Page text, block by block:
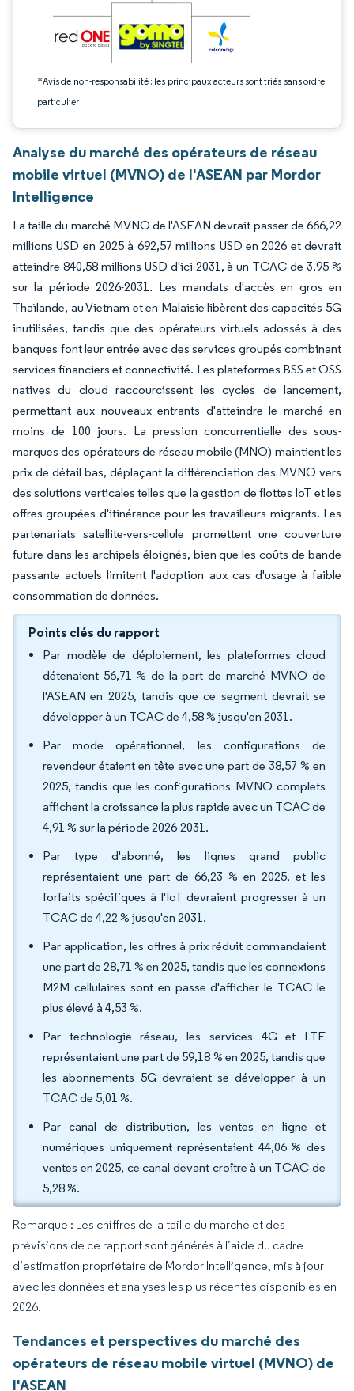
*Avis de non-responsabilité : les principaux acteurs sont triés sans ordre
particulier
Analyse du marché des opérateurs de réseau
mobile virtuel (MVNO) de l'ASEAN par Mordor
Intelligence
La taille du marché MVNO de l'ASEAN devrait passer de 666,22
millions USD en 2025 à 692,57 millions USD en 2026 et devrait
atteindre 840,58 millions USD d'ici 2031, à un TCAC de 3,95 %
sur la période 2026-2031. Les mandats d'accès en gros en
Thaïlande, au Vietnam et en Malaisie libèrent des capacités 5G
inutilisées, tandis que des opérateurs virtuels adossés à des
banques font leur entrée avec des services groupés combinant
services financiers et connectivité. Les plateformes BSS et OSS
natives du cloud raccourcissent les cycles de lancement,
permettant aux nouveaux entrants d'atteindre le marché en
moins de 100 jours. La pression concurrentielle des sous-
marques des opérateurs de réseau mobile (MNO) maintient les
prix de détail bas, déplaçant la différenciation des MVNO vers
des solutions verticales telles que la gestion de flottes IoT et les
offres groupées d'itinérance pour les travailleurs migrants. Les
partenariats satellite-vers-cellule promettent une couverture
future dans les archipels éloignés, bien que les coûts de bande
passante actuels limitent l'adoption aux cas d'usage à faible
consommation de données.
Points clés du rapport
Par modèle de déploiement, les plateformes cloud
détenaient 56,71 % de la part de marché MVNO de
l'ASEAN en 2025, tandis que ce segment devrait se
développer à un TCAC de 4,58 % jusqu'en 2031.
Par mode opérationnel, les configurations de
revendeur étaient en tête avec une part de 38,57 % en
2025, tandis que les configurations MVNO complets
affichent la croissance la plus rapide avec un TCAC de
4,91 % sur la période 2026-2031.
Par type d'abonné, les lignes grand public
représentaient une part de 66,23 % en 2025, et les
forfaits spécifiques à l'IoT devraient progresser à un
TCAC de 4,22 % jusqu'en 2031.
Par application, les offres à prix réduit commandaient
une part de 28,71 % en 2025, tandis que les connexions
M2M cellulaires sont en passe d'afficher le TCAC le
plus élevé à 4,53 %.
Par technologie réseau, les services 4G et LTE
représentaient une part de 59,18 % en 2025, tandis que
les abonnements 5G devraient se développer à un
TCAC de 5,01 %.
Par canal de distribution, les ventes en ligne et
numériques uniquement représentaient 44,06 % des
ventes en 2025, ce canal devant croître à un TCAC de
5,28 %.
Remarque : Les chiffres de la taille du marché et des
prévisions de ce rapport sont générés à l’aide du cadre
d’estimation propriétaire de Mordor Intelligence, mis à jour
avec les données et analyses les plus récentes disponibles en
2026.
Tendances et perspectives du marché des
opérateurs de réseau mobile virtuel (MVNO) de
l'ASEAN